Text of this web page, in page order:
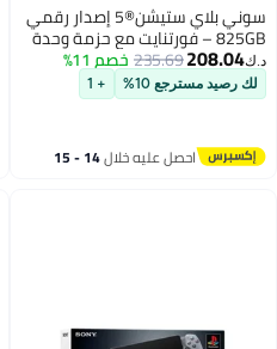
سوني بلاي ستيشن®5 إصدار رقمي
825GB – فورتنايت مع حزمة وحدة
تحكم بيضاء إضافية
د.ك‏208.04
235.69خصم 11%
لك رصيد مسترجع 10% + 1
احصل عليه خلال 14 - 15